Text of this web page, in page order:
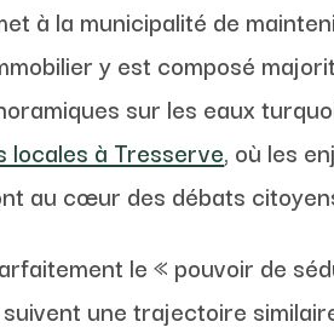
à la municipalité de
y est composé
sur les eaux
locales à Tresserve, où les
au cœur des débats
le « pouvoir de
une trajectoire